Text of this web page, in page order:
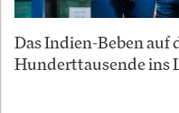
Das Indien-Beben
Hunderttausende ins